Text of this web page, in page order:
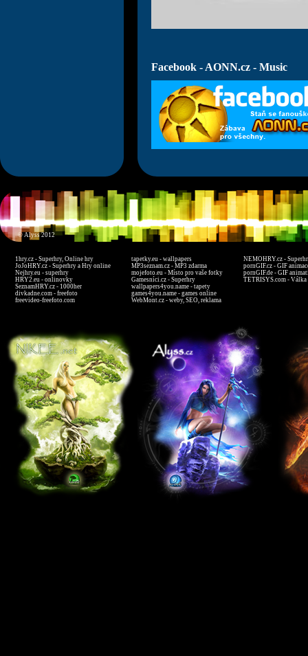
Facebook - AONN.cz - Music
© Alyss 2012
1hry.cz - Superhry, Online hry
JoJoHRY.cz - Superhry a Hry online
Nejhry.eu - superhry
HRY2.eu - onlinovky
SeznamHRY.cz - 1000her
divkadne.com - freefoto
freevideo-freefoto.com
tapetky.eu - wallpapers
MP3seznam.cz - MP3 zdarma
mojefoto.eu - Místo pro vaše fotky
Gamesníci.cz - Superhry
wallpapers4you.name - tapety
games4you.name - games online
WebMont.cz - weby, SEO, reklama
NEMOHRY.cz -
pornGIF.cz - GIF
pornGIF.de - GIF
TETRISYS.com - Válka